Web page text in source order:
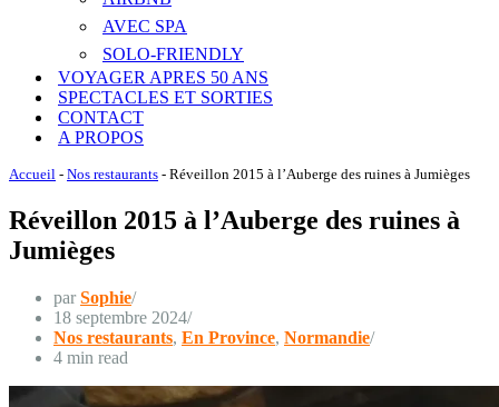
AVEC SPA
SOLO-FRIENDLY
VOYAGER APRES 50 ANS
SPECTACLES ET SORTIES
CONTACT
A PROPOS
Accueil - Nos restaurants - Réveillon 2015 à l’Auberge des ruines à Jumièges
Réveillon 2015 à l’Auberge des ruines à
Jumièges
parSophie
18 septembre 2024
Nos restaurants, En Province, Normandie
4 min read